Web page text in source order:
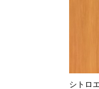
シトロ